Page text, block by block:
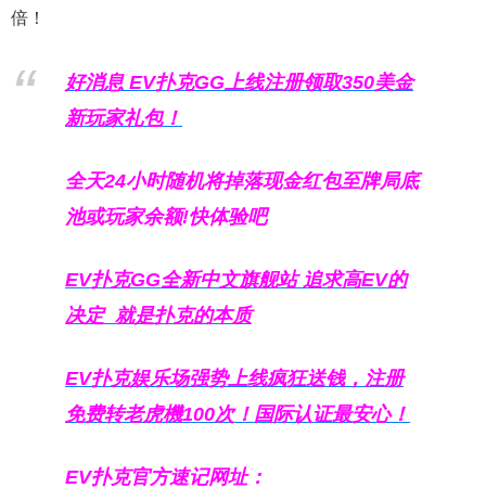
倍！
好消息 EV扑克GG上线注册领取350美金
新玩家礼包！
全天24小时随机将掉落现金红包至牌局底
池或玩家余额!快体验吧
EV扑克GG全新中文旗舰站追求高EV的
决定 就是扑克的本质
EV扑克娱乐场强势上线疯狂送钱，注册
免费转老虎機100次！国际认证最安心！
EV扑克官方速记网址：